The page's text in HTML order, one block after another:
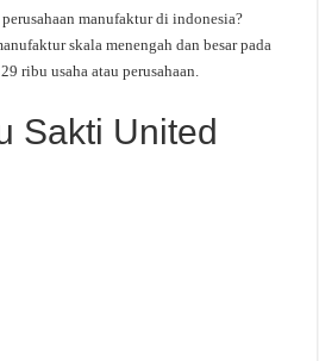
manufaktur di indonesia?
skala menengah dan besar pada
ribu usaha atau perusahaan.
Sakti United